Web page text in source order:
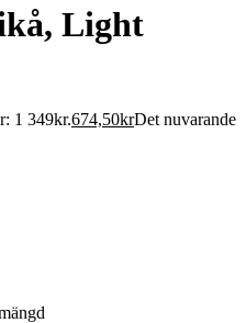
Light
1 349kr.674,50krDet nuvarande